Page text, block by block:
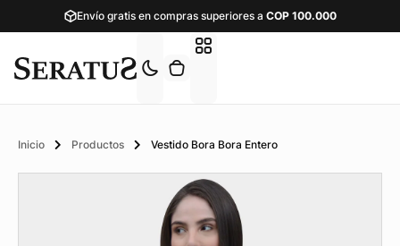
Envío gratis en compras superiores a COP100.000
Inicio Productos Vestido Bora Bora Entero